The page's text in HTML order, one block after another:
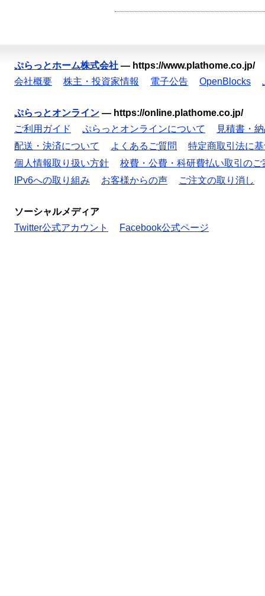
ぷらっとホーム株式会社 — https://www.plathome.co.jp/
会社概要
株主・投資家情報 電子公告 OpenBlocks
ぷらっとオンライン — https://online.plathome.co.jp/
ご利用ガイド
ぷらっとオンラインについて
見積書・
配送・決済について
よくあるご質問
特定商取引法に
個人情報取り扱い方針
校費・公費・科研費払い取引のご
IPv6への取り組み
お客様からの声 ご注文の取り消し
ソーシャルメディア
Twitter公式アカウント
Facebook公式ページ